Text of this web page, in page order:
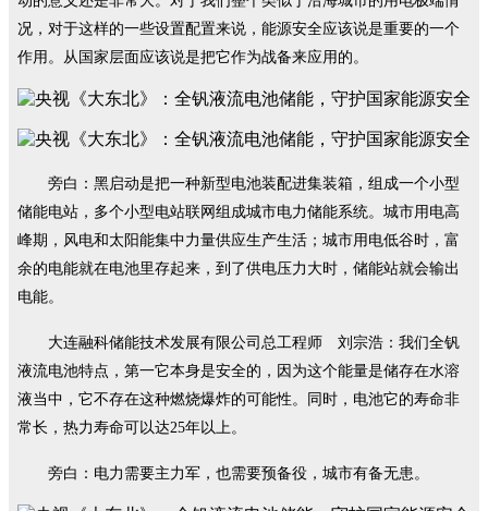
况，对于这样的一些设置配置来说，能源安全应该说是重要的一个
作用。从国家层面应该说是把它作为战备来应用的。
旁白：黑启动是把一种新型电池装配进集装箱，组成一个小型
储能电站，多个小型电站联网组成城市电力储能系统。城市用电高
峰期，风电和太阳能集中力量供应生产生活；城市用电低谷时，富
余的电能就在电池里存起来，到了供电压力大时，储能站就会输出
电能。
大连融科储能技术发展有限公司总工程师 刘宗浩：我们全钒
液流电池特点，第一它本身是安全的，因为这个能量是储存在水溶
液当中，它不存在这种燃烧爆炸的可能性。同时，电池它的寿命非
常长，热力寿命可以达25年以上。
旁白：电力需要主力军，也需要预备役，城市有备无患。